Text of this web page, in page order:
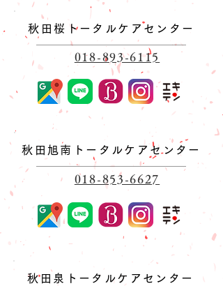
秋田桜トータルケアセンター
018-893-6115
秋田旭南トータルケアセンター
018-853-6627
秋田泉トータルケアセンター